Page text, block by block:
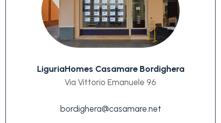
LiguriaHomes Casamare Bordighera
Via Vittorio Emanuele 96
bordighera@casamare.net